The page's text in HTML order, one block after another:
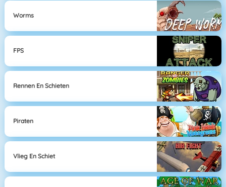
Worms
FPS
Rennen En Schieten
Piraten
Vlieg En Schiet